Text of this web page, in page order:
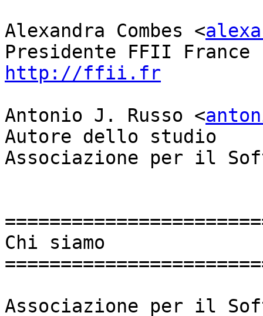
Alexandra Combes <
http://ffii.fr
Antonio J. Russo <
Autore dello studio
Associazione per il
Chi siamo